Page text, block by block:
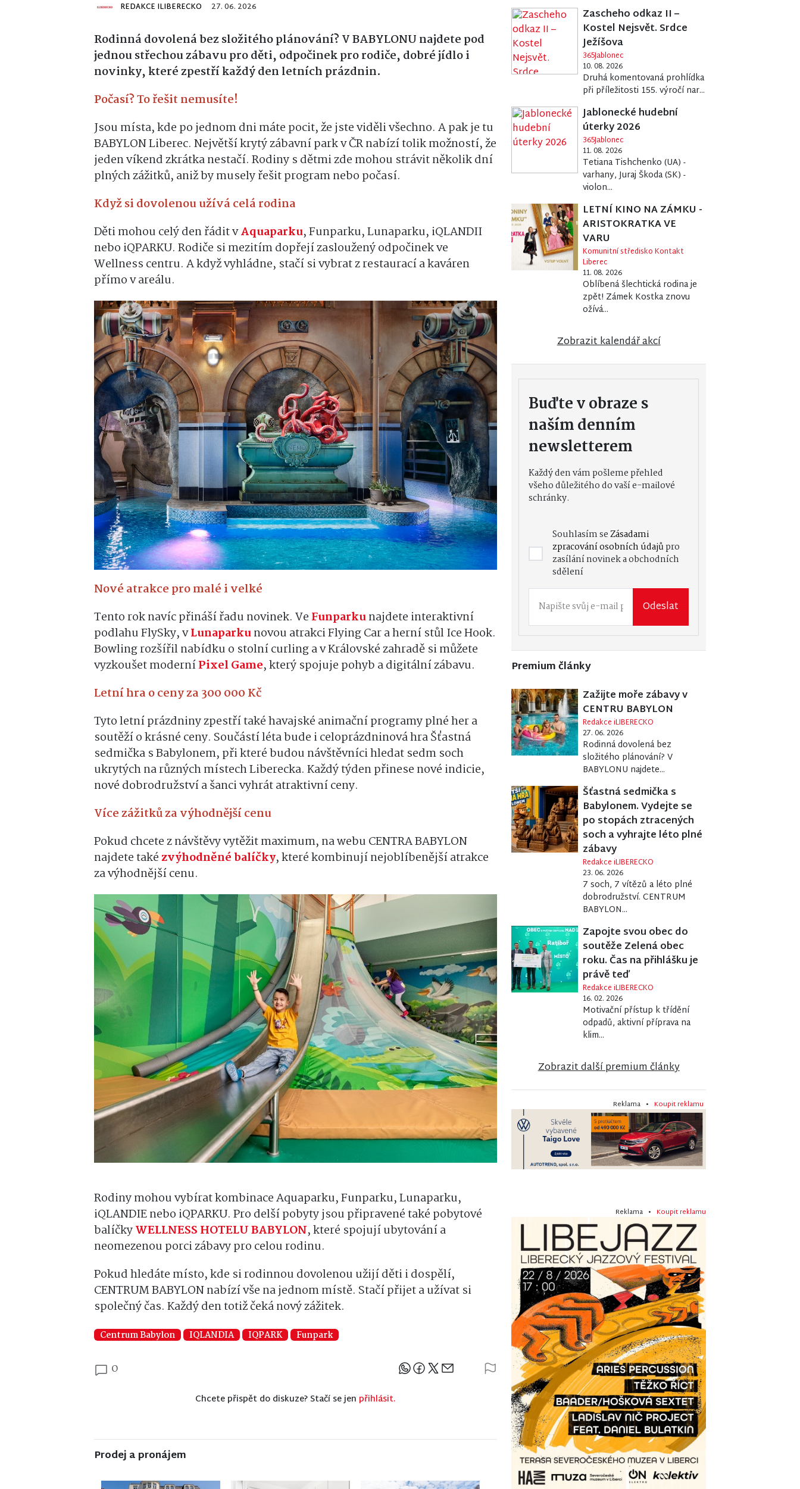
REDAKCE ILIBERECKO 27. 06. 2026
Rodinná dovolená bez složitého plánování? V BABYLONU najdete pod
jednou střechou zábavu pro děti, odpočinek pro rodiče, dobré jídlo i
novinky, které zpestří každý den letních prázdnin.
Počasí? To řešit nemusíte!
Jsou místa, kde po jednom dni máte pocit, že jste viděli všechno. A pak je tu
BABYLON Liberec. Největší krytý zábavní park v ČR nabízí tolik možností, že
jeden víkend zkrátka nestačí. Rodiny s dětmi zde mohou strávit několik dní
plných zážitků, aniž by musely řešit program nebo počasí.
Když si dovolenou užívá celá rodina
Děti mohou celý den řádit vAquaparku, Funparku, Lunaparku, iQLANDII
nebo iQPARKU. Rodiče si mezitím dopřejí zasloužený odpočinek ve
Wellness centru. A když vyhládne, stačí si vybrat z restaurací a kaváren
přímo v areálu.
Nové atrakce pro malé i velké
Tento rok navíc přináší řadu novinek. Ve Funparkunajdete interaktivní
podlahu FlySky, vLunaparkunovou atrakci Flying Car a herní stůl Ice Hook.
Bowling rozšířil nabídku o stolní curling a v Královské zahradě si můžete
vyzkoušet moderníPixel Game, který spojuje pohyb a digitální zábavu.
Letní hra o ceny za 300 000 Kč
Tyto letní prázdniny zpestří také havajské animační programy plné her a
soutěží o krásné ceny. Součástí léta bude i celoprázdninová hra Šťastná
sedmička s Babylonem, při které budou návštěvníci hledat sedm soch
ukrytých na různých místech Liberecka. Každý týden přinese nové indicie,
nové dobrodružství a šanci vyhrát atraktivní ceny.
Více zážitků za výhodnější cenu
Pokud chcete z návštěvy vytěžit maximum, na webu CENTRA BABYLON
najdete takézvýhodněné balíčky, které kombinují nejoblíbenější atrakce
za výhodnější cenu.
Rodiny mohou vybírat kombinace Aquaparku, Funparku, Lunaparku,
iQLANDIE nebo iQPARKU. Pro delší pobyty jsou připravené také pobytové
balíčkyWELLNESS HOTELU BABYLON, které spojují ubytování a
neomezenou porci zábavy pro celou rodinu.
Pokud hledáte místo, kde si rodinnou dovolenou užijí děti i dospělí,
CENTRUM BABYLON nabízí vše na jednom místě. Stačí přijet a užívat si
společný čas. Každý den totiž čeká nový zážitek.
Centrum Babylon IQLANDIA IQPARK Funpark
0
Sdílejte článek
Chcete přispět do diskuze? Stačí se jen přihlásit.
Prodej a pronájem
Zascheho odkaz II –
Kostel Nejsvět. Srdce
Ježíšova
365Jablonec
10. 08. 2026
Druhá komentovaná prohlídka
při příležitosti 155. výročí nar...
Jablonecké hudební
úterky 2026
365Jablonec
11. 08. 2026
Tetiana Tishchenko (UA) -
varhany, Juraj Škoda (SK) -
violon...
LETNÍ KINO NA ZÁMKU -
ARISTOKRATKA VE
VARU
Komunitní středisko Kontakt
Liberec
11. 08. 2026
Oblíbená šlechtická rodina je
zpět! Zámek Kostka znovu
ožívá...
Zobrazit kalendář akcí
Buďte v obraze s
naším denním
newsletterem
Každý den vám pošleme přehled
všeho důležitého do vaší e-mailové
schránky.
Souhlasím seZásadami
zpracování osobních údajůpro
zasílání novinek a obchodních
sdělení
Odeslat
Premium články
Zažijte moře zábavy v
CENTRU BABYLON
Redakce iLIBERECKO
27. 06. 2026
Rodinná dovolená bez
složitého plánování? V
BABYLONU najdete...
Šťastná sedmička s
Babylonem. Vydejte se
po stopách ztracených
soch a vyhrajte léto plné
zábavy
Redakce iLIBERECKO
23. 06. 2026
7 soch, 7 vítězů a léto plné
dobrodružství. CENTRUM
BABYLON...
Zapojte svou obec do
soutěže Zelená obec
roku. Čas na přihlášku je
právě teď
Redakce iLIBERECKO
16. 02. 2026
Motivační přístup k třídění
odpadů, aktivní příprava na
klim...
Zobrazit další premium články
Reklama • Koupit reklamu
Reklama • Koupit reklamu